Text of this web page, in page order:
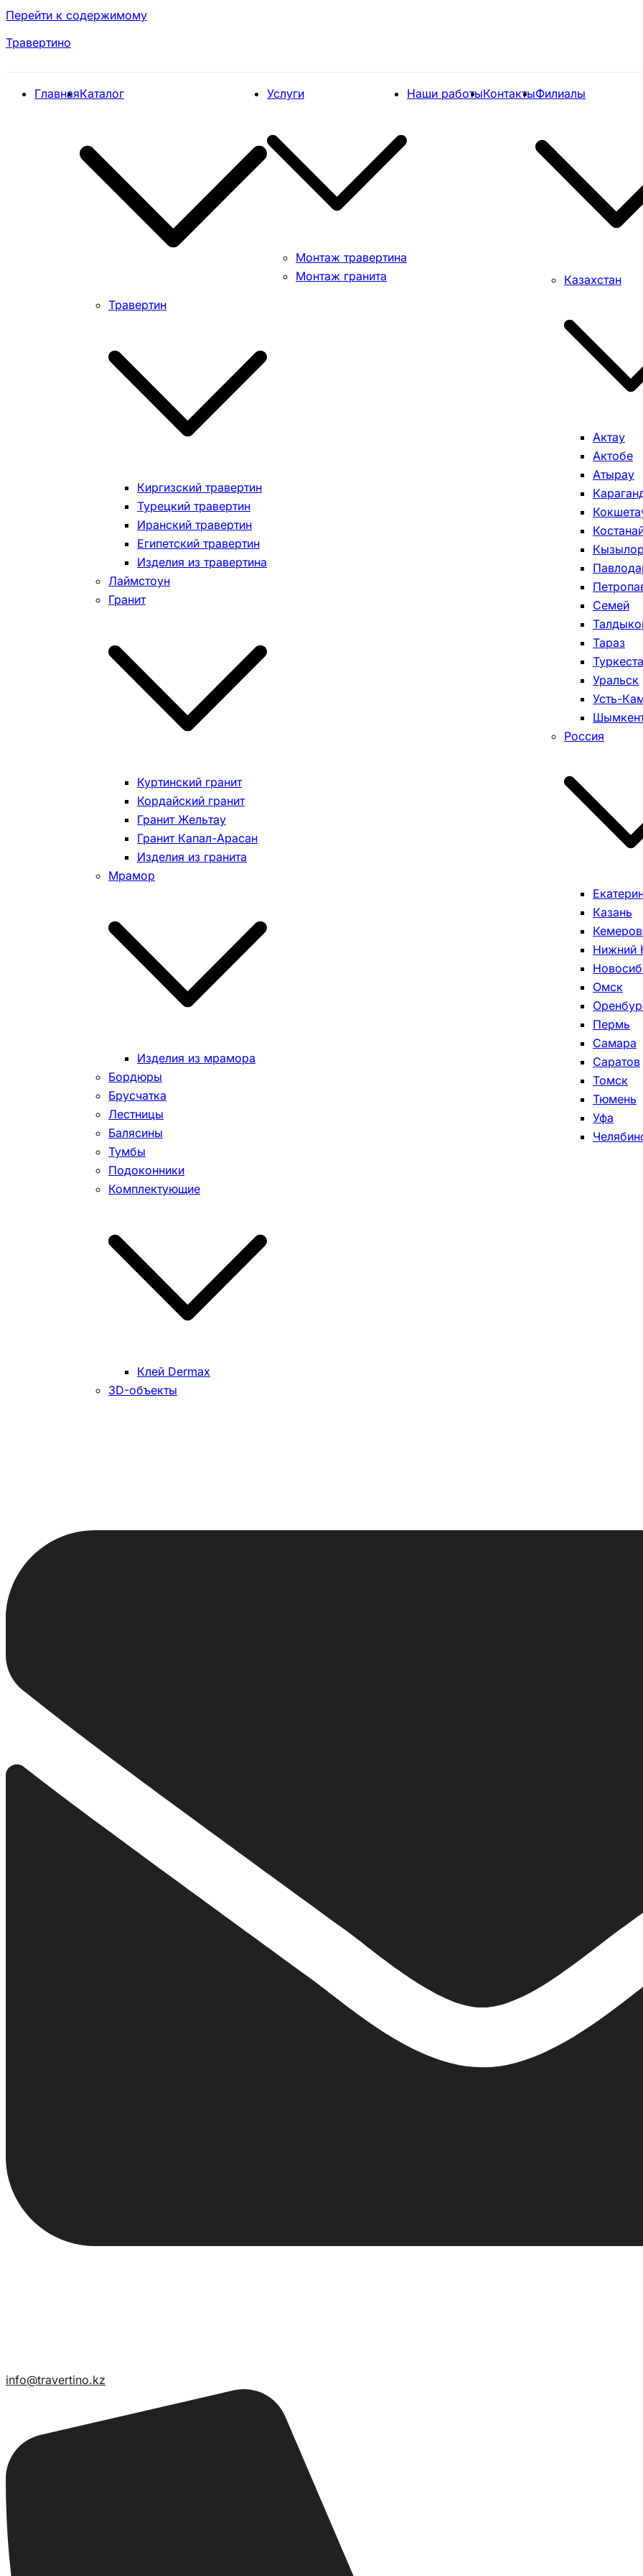
Перейти к содержимому
Травертино
ГлавнаяКаталог
Травертин
Киргизский травертин
Турецкий травертин
Иранский травертин
Египетский травертин
Изделия из травертина
Лаймстоун
Гранит
Куртинский гранит
Кордайский гранит
Гранит Жельтау
Гранит Капал-Арасан
Изделия из гранита
Мрамор
Изделия из мрамора
Бордюры
Брусчатка
Лестницы
Балясины
Тумбы
Подоконники
Комплектующие
Клей Dermax
3D-объекты
Услуги
Монтаж травертина
Монтаж гранита
Наши работыКонтактыФилиалы
Казахстан
Актау
Актобе
Атырау
Семей
Тараз
Уральск
Усть-
Россия
Казань
Нижний
Омск
Пермь
Самара
Саратов
Томск
Тюмень
Уфа
info@travertino.kz